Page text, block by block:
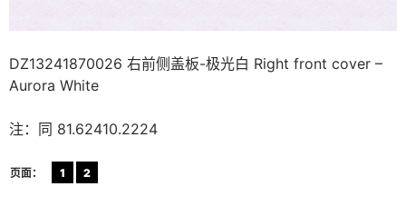
DZ13241870026 右前侧盖板-极光白 Right front cover –
Aurora White
注：同 81.62410.2224
页面： 1 2